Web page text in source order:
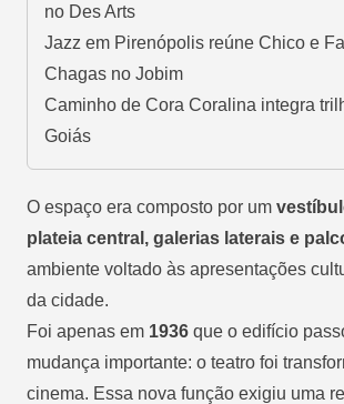
no Des Arts
Jazz em Pirenópolis reúne Chico e
Chagas no Jobim
Caminho de Cora Coralina integra
Goiás
O espaço era composto por um
plateia central, galerias laterais e
ambiente voltado às apresentações
da cidade.
Foi apenas em 1936 que o edifício
mudança importante: o teatro foi
cinema. Essa nova função exigiu uma